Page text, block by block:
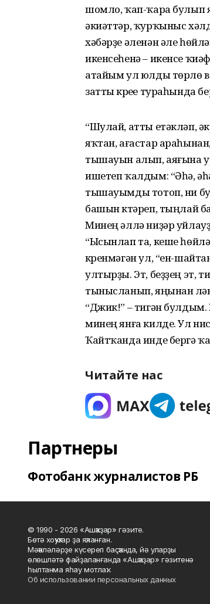
шомло, ҡап-ҡара булып
әкиәттәр, ҡурҡыныс
хәбәрҙе әленән әле
икенсеһенә – икенсе
атайым ул юлды төрлө
затты күреүе тураһында
“Шулай, атты етәкләп,
яҡтан, ағастар
тышауын алып, аяғына
ишетеп ҡалдым: “Әһә,
тышауымды тотоп, ни
башын күтәреп, тыңлай
Минең әллә ниҙәр
“Ысынлап та, кеше
күренмәгән ул, “ен-
ултырҙы. Эт, беҙҙең эт,
тынысланып, яңынан
“Джик!” – тигән
минең янға килде. Ул
Ҡайтҡанда инде бергә
Читайте нас
Партнеры
Фотобанк журналистов РБ
© 1990 - 2026 «Ашҡаҙар» гәзите.
Бөтә хоҡуҡтар ҙа яҡланған.
Мәҡәләләрҙе күсереп баҫҡанда, йә уларҙы
өлөшләтә файҙаланғанда «Ашҡаҙар» гәзитенә
һылтанма яһау мотлаҡ.
Об использовании персональных данных